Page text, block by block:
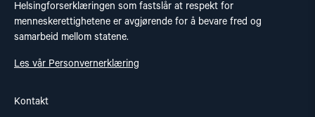
Helsingforserklæringen som fastslår at respekt for
menneskerettighetene er avgjørende for å bevare fred og
samarbeid mellom statene.
Les vår Personvernerklæring
Kontakt